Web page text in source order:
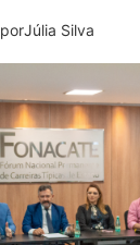
porJúlia Silva